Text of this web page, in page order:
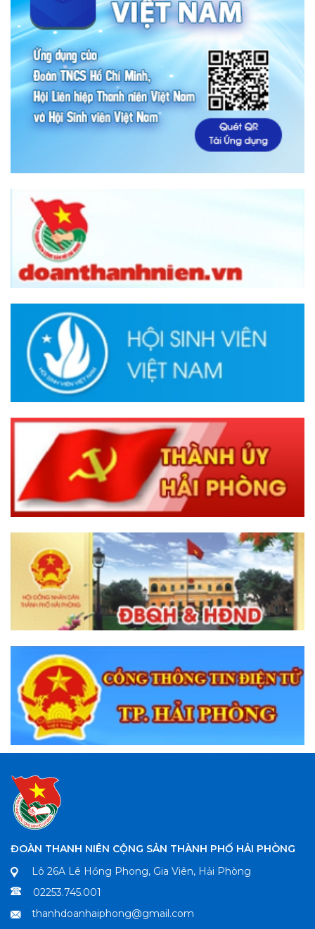
ĐOÀN THANH NIÊN CỘNG SẢN THÀNH PHỐ HẢI PHÒNG
Lô 26A Lê Hồng Phong, Gia Viên, Hải Phòng
02253.745.001
thanhdoanhaiphong@gmail.com